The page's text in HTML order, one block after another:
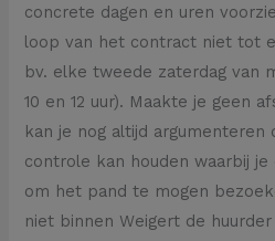
concrete dagen en uren
loop van het contract niet tot
bv. elke tweede zaterdag van
10 en 12 uur). Maakte je geen
kan je nog altijd argumenteren
controle kan houden waarbij je
om het pand te mogen
niet binnen Weigert de